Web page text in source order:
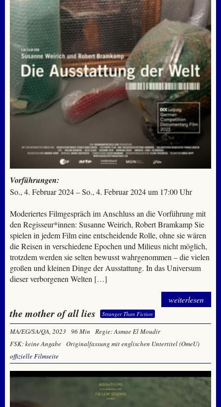
Vorführungen:
So., 4. Februar 2024 – So., 4. Februar 2024 um 17:00 Uhr
Moderiertes Filmgespräch im Anschluss an die Vorführung mit
den Regisseur*innen: Susanne Weirich, Robert Bramkamp Sie
spielen in jedem Film eine entscheidende Rolle, ohne sie wären
die Reisen in verschiedene Epochen und Milieus nicht möglich,
trotzdem werden sie selten bewusst wahrgenommen – die vielen
großen und kleinen Dinge der Ausstattung. In das Universum
dieser verborgenen Welten […]
weiterlesen
the mother of all lies Stranger Than Fiction
MA/EG/SA/QA, 2023 96 Min
Regie: Asmae El Moudir
FSK: keine Angabe Originalfassung mit englischen Untertitel (OmeU)
offizielle Filmseite